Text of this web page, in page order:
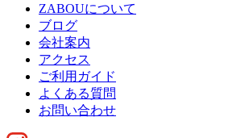
ZABOUについて
ブログ
会社案内
アクセス
ご利用ガイド
よくある質問
お問い合わせ